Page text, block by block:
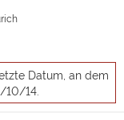
Datum, an dem
10/14.